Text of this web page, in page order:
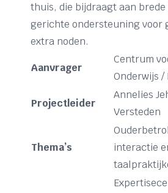
thuis, die bijdraagt aan
gerichte ondersteuning voor
extra noden.
Aanvrager
Centrum
Onderwijs /
Projectleider
Annelies
Versteden
Thema’s
interactie